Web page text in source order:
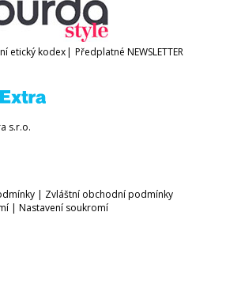
etický kodex| Předplatné NEWSLETTER
s.r.o.
| Zvláštní obchodní podmínky
| Nastavení soukromí